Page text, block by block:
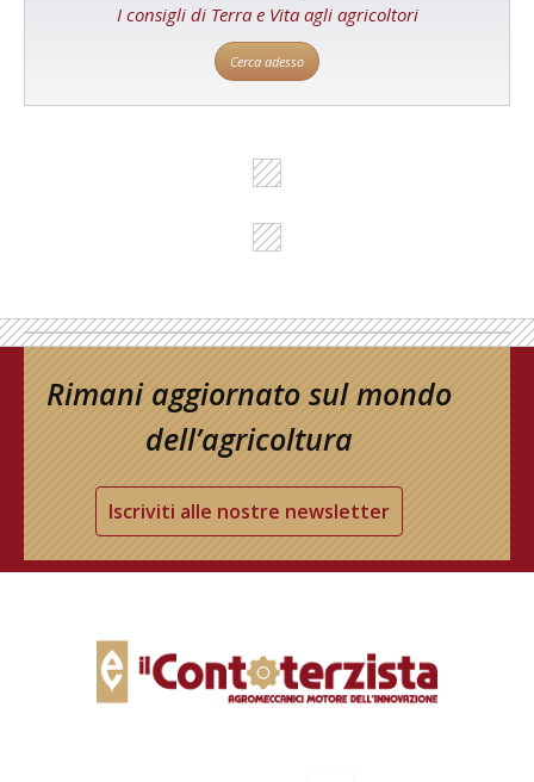
I consigli di Terra e Vita agli agricoltori
Cerca adesso
Rimani aggiornato sul mondo
dell’agricoltura
Iscriviti alle nostre newsletter